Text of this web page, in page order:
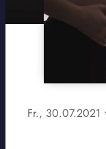
Fr., 30.07.2021